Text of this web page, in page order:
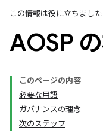
この情報は役に立ちました
AOSP
このページの内容
必要な用語
ガバナンスの理念
次のステップ